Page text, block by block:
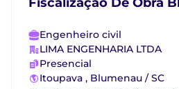
Engenheiro civil
LIMA ENGENHARIA LTDA
Presencial
Itoupava , Blumenau / SC